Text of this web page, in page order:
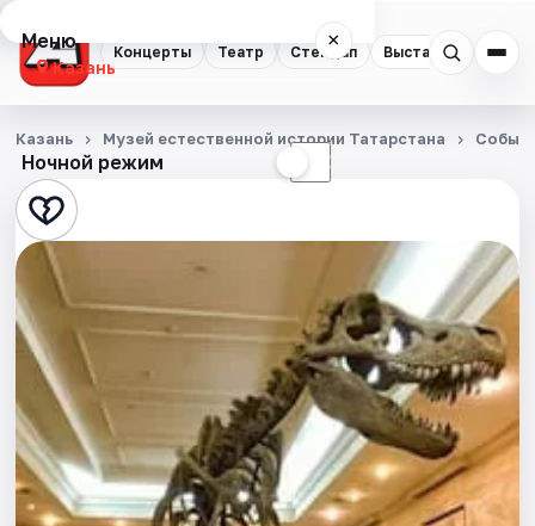
Концерты Театр Стендап Выставки
Меню ×
Казань
Концерты
Театр
Стендап
Выставки
Квесты
Экскурсии
Спорт
События
Ночной режим ☾
Казань Музей естественной истории Татарстана